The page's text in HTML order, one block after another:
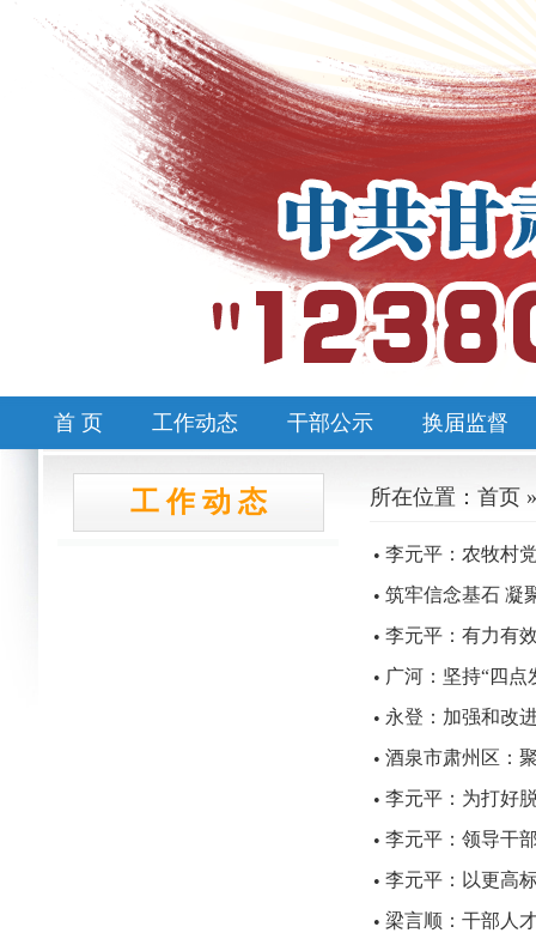
首 页 工作动态 干部公示 换届监督
工 作 动 态 所在位置：首页
• 李元平：农牧村
• 筑牢信念基石 凝
• 李元平：有力有
• 广河：坚持“四点
• 永登：加强和改
• 酒泉市肃州区：
• 李元平：为打好
• 李元平：领导干
• 李元平：以更高
• 梁言顺：干部人